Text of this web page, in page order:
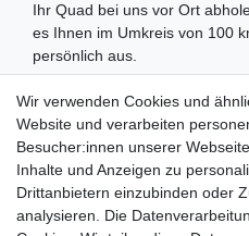
Ihr Quad bei uns vor Ort
es Ihnen im Umkreis von 100
persönlich aus.
JETZT NEU!!!
Quad & Atv
Raten zahlen
Rechtliches
AGB
Widerrufsrecht
Wir verwenden Cookies und
Website und verarbeiten
Besucher:innen unserer
Inhalte und Anzeigen zu
Drittanbietern einzubinden oder
analysieren. Die